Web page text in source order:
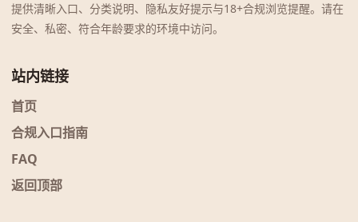
提供清晰入口、分类说明、隐私友好提示与18+合规浏览提醒。请在
安全、私密、符合年龄要求的环境中访问。
站内链接
首页
合规入口指南
FAQ
返回顶部